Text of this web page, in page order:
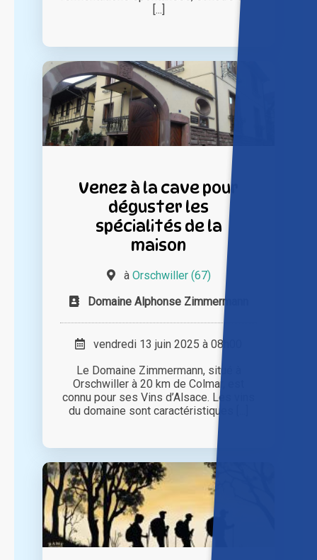
[...]
Venez à la cave pour
déguster les
spécialités de la
maison
à Orschwiller (67)
Domaine Alphonse Zimmermann
vendredi 13 juin 2025 à 08h00
Le Domaine Zimmermann, situé à
Orschwiller à 20 km de Colmar, est
connu pour ses Vins d’Alsace. Les vins
du domaine sont caractéristiques [...]